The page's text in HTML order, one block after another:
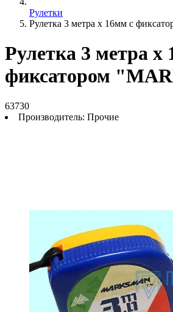
Рулетки
Рулетка 3 метра х 16мм с
Рулетка 3 метра х
фиксатором
63730
Производитель: Прочие